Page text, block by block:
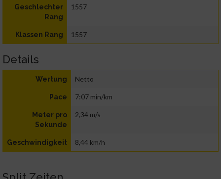
Geschlechter
Rang
1557
Klassen Rang 1557
Details
Wertung Netto
Pace 7:07 min/km
Meter pro
Sekunde
2,34 m/s
Geschwindigkeit 8,44 km/h